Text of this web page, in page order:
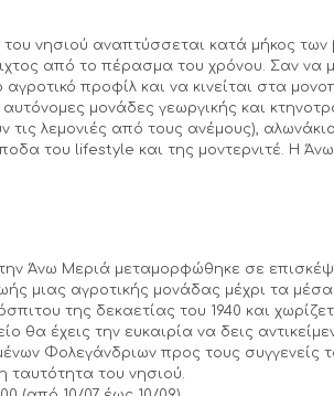
νησιού αναπτύσσεται κατά μήκος
από το πέρασμα του χρόνου. Σαν
αγροτικό προφίλ και να κινείται στα
μονάδες γεωργικής και
τις λεμονιές από τους ανέμους),
του lifestyle και της μοντερνιτέ. Η
Άνω Μεριά μεταμορφώθηκε σε
μιας αγροτικής μονάδας μέχρι τα
της δεκαετίας του 1940 και
θα έχεις την ευκαιρία να δεις
Φολεγάνδριων προς τους συγγενείς
ταυτότητα του νησιού.